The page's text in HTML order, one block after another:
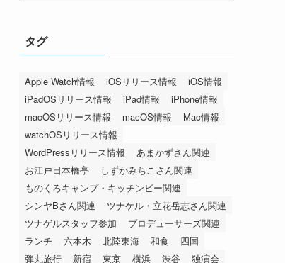
ータグ
Apple Watch情報 iOSリリース情報
iOS情報
iPadOSリリース情報
iPad情報
iPhone情報
macOSリリース情報
macOS情報
Mac情報
watchOSリリース情報
WordPressリリース情報
あまかずさん関連
お江戸日本橋亭
しずかみちこさん関連
ものくろキャンプ・キッチンビー関連
シンヤBさん関連
ツナケル・立花岳志さん関連
ツナゲルスタッフ参加
プロデューサーズ関連
ランチ
六本木 北陸東海 和食
四国
弾丸旅行
新宿 東京 横浜 渋谷 独演会